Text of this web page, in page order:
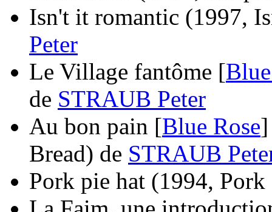
Isn't it romantic (1997,
Peter
Le Village fantôme [
de STRAUB Peter
Au bon pain [Blue Rose
Bread) de STRAUB
Pork pie hat (1994, Pork